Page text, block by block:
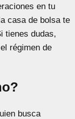
en tu
casa de bolsa te
tienes dudas,
régimen de
busca